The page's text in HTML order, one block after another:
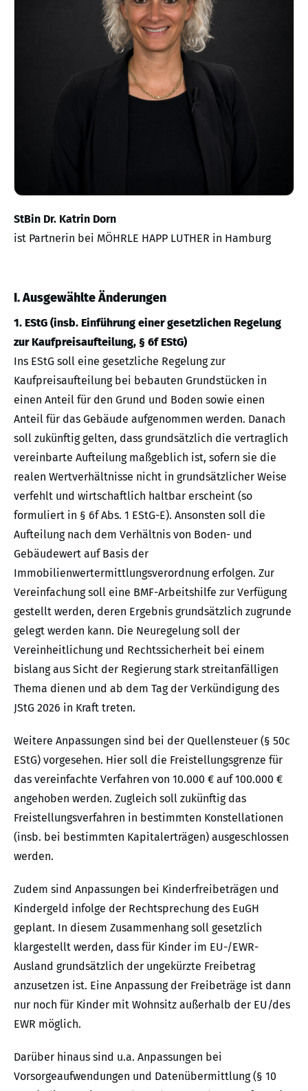
StBin Dr. Katrin Dorn
ist Partnerin bei MÖHRLE HAPP LUTHER in Hamburg
I. Ausgewählte Änderungen
1. EStG (insb. Einführung einer gesetzlichen Regelung
zur Kaufpreisaufteilung, § 6f EStG)
Ins EStG soll eine gesetzliche Regelung zur
Kaufpreisaufteilung bei bebauten Grundstücken in
einen Anteil für den Grund und Boden sowie einen
Anteil für das Gebäude aufgenommen werden. Danach
soll zukünftig gelten, dass grundsätzlich die vertraglich
vereinbarte Aufteilung maßgeblich ist, sofern sie die
realen Wertverhältnisse nicht in grundsätzlicher Weise
verfehlt und wirtschaftlich haltbar erscheint (so
formuliert in § 6f Abs. 1 EStG-E). Ansonsten soll die
Aufteilung nach dem Verhältnis von Boden- und
Gebäudewert auf Basis der
Immobilienwertermittlungsverordnung erfolgen. Zur
Vereinfachung soll eine BMF-Arbeitshilfe zur Verfügung
gestellt werden, deren Ergebnis grundsätzlich zugrunde
gelegt werden kann. Die Neuregelung soll der
Vereinheitlichung und Rechtssicherheit bei einem
bislang aus Sicht der Regierung stark streitanfälligen
Thema dienen und ab dem Tag der Verkündigung des
JStG 2026 in Kraft treten.
Weitere Anpassungen sind bei der Quellensteuer (§ 50c
EStG) vorgesehen. Hier soll die Freistellungsgrenze für
das vereinfachte Verfahren von 10.000 € auf 100.000 €
angehoben werden. Zugleich soll zukünftig das
Freistellungsverfahren in bestimmten Konstellationen
(insb. bei bestimmten Kapitalerträgen) ausgeschlossen
werden.
Zudem sind Anpassungen bei Kinderfreibeträgen und
Kindergeld infolge der Rechtsprechung des EuGH
geplant. In diesem Zusammenhang soll gesetzlich
klargestellt werden, dass für Kinder im EU-/EWR-
Ausland grundsätzlich der ungekürzte Freibetrag
anzusetzen ist. Eine Anpassung der Freibeträge ist dann
nur noch für Kinder mit Wohnsitz außerhalb der EU/des
EWR möglich.
Darüber hinaus sind u.a. Anpassungen bei
Vorsorgeaufwendungen und Datenübermittlung (§ 10